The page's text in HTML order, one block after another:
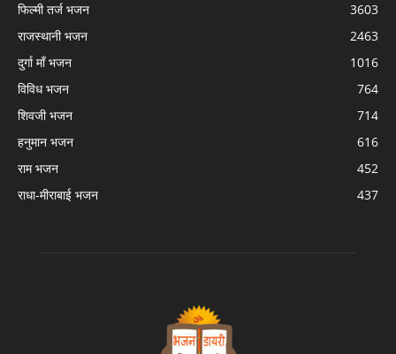
फिल्मी तर्ज भजन
3603
राजस्थानी भजन
2463
दुर्गा माँ भजन
1016
विविध भजन
764
शिवजी भजन
714
हनुमान भजन
616
राम भजन
452
राधा-मीराबाई भजन
437